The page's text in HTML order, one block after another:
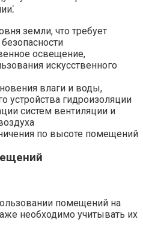
земли, что требует
освещение,
искусственного
влаги и воды,
устройства гидроизоляции
систем вентиляции и
по высоте помещений
помещений на
необходимо учитывать их